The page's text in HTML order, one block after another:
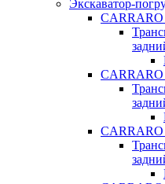
Экскаватор-
CARRARO
CARRARO
CARRARO